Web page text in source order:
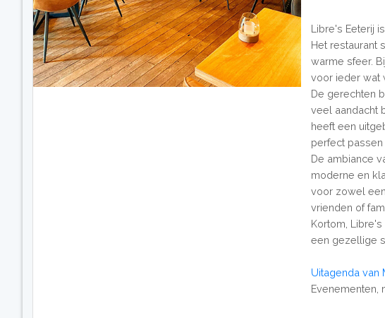
Libre's Eeterij
Het restaurant
warme sfeer.
voor ieder wat
De gerechten
veel aandacht
heeft een
perfect
De ambiance
moderne en
voor zowel
vrienden of
Kortom,
een gezellige
Uitagenda van
Evenementen,